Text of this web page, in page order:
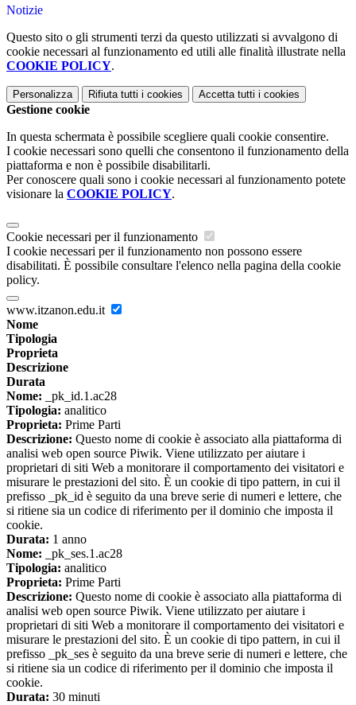
Notizie
Questo sito o gli strumenti terzi da questo utilizzati si avvalgono di
cookie necessari al funzionamento ed utili alle finalità illustrate nella
COOKIE POLICY.
Personalizza Rifiuta tutti i cookies Accetta tutti i cookies
Gestione cookie
In questa schermata è possibile scegliere quali cookie consentire.
I cookie necessari sono quelli che consentono il funzionamento della
piattaforma e non è possibile disabilitarli.
Per conoscere quali sono i cookie necessari al funzionamento potete
visionare la COOKIE POLICY.
Cookie necessari per il funzionamento
I cookie necessari per il funzionamento non possono essere
disabilitati. È possibile consultare l'elenco nella pagina della cookie
policy.
www.itzanon.edu.it
Nome
Tipologia
Proprieta
Descrizione
Durata
Nome: _pk_id.1.ac28
Tipologia: analitico
Proprieta: Prime Parti
Descrizione: Questo nome di cookie è associato alla piattaforma di
analisi web open source Piwik. Viene utilizzato per aiutare i
proprietari di siti Web a monitorare il comportamento dei visitatori e
misurare le prestazioni del sito. È un cookie di tipo pattern, in cui il
prefisso _pk_id è seguito da una breve serie di numeri e lettere, che
si ritiene sia un codice di riferimento per il dominio che imposta il
cookie.
Durata: 1 anno
Nome: _pk_ses.1.ac28
Tipologia: analitico
Proprieta: Prime Parti
Descrizione: Questo nome di cookie è associato alla piattaforma di
analisi web open source Piwik. Viene utilizzato per aiutare i
proprietari di siti Web a monitorare il comportamento dei visitatori e
misurare le prestazioni del sito. È un cookie di tipo pattern, in cui il
prefisso _pk_ses è seguito da una breve serie di numeri e lettere, che
si ritiene sia un codice di riferimento per il dominio che imposta il
cookie.
Durata: 30 minuti